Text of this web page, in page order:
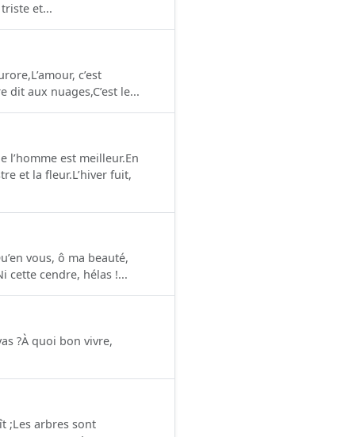
et...
c’est
dit aux nuages,C’est le...
est meilleur.En
et la fleur.L’hiver fuit,
vous, ô ma beauté,
cette cendre, hélas !...
?À quoi bon vivre,
;Les arbres sont